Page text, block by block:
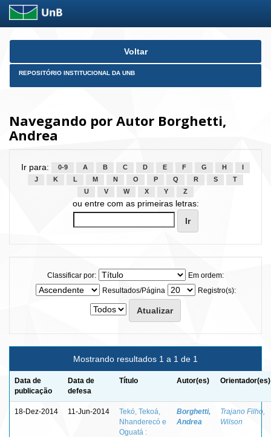
Skip
Voltar
REPOSITÓRIO INSTITUCIONAL DA UNB
Navegando por Autor Borghetti,
Andrea
Ir para: 0-9 A B C D E F G H
J
K L M N O P Q R S
T
U
V W X Y Z
ou entre com as primeiras letras:
Classificar por:
Em ordem:
Resultados/Página
Registro(s):
Mostrando resultados 1 a 1 de 1
Data de
publicação
Data de
defesa
Título Autor(es) Orientador(es)
18-Dez-2014 11-Jun-2014
Tekó, Tekoá,
Nhanderecó e
Oguatá :
Borghetti,
Andrea
Trajano Filho,
Wilson